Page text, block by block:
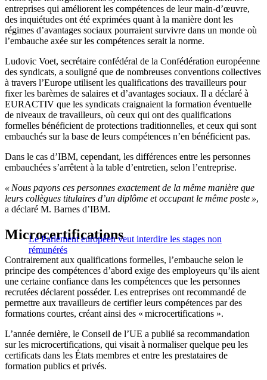
entreprises qui améliorent les compétences de leur main-d’œuvre,
des inquiétudes ont été exprimées quant à la manière dont les
régimes d’avantages sociaux pourraient survivre dans un monde où
l’embauche axée sur les compétences serait la norme.
Ludovic Voet, secrétaire confédéral de la Confédération européenne
des syndicats, a souligné que de nombreuses conventions collectives
à travers l’Europe utilisent les qualifications des travailleurs pour
fixer les barèmes de salaires et d’avantages sociaux. Il a déclaré à
EURACTIV que les syndicats craignaient la formation éventuelle
de niveaux de travailleurs, où ceux qui ont des qualifications
formelles bénéficient de protections traditionnelles, et ceux qui sont
embauchés sur la base de leurs compétences n’en bénéficient pas.
Dans le cas d’IBM, cependant, les différences entre les personnes
embauchées s’arrêtent à la table d’entretien, selon l’entreprise.
« Nous payons ces personnes exactement de la même manière que
leurs collègues titulaires d’un diplôme et occupant le même poste »,
a déclaré M. Barnes d’IBM.
Le Parlement européen veut interdire les stages non
rémunérés
Microcertifications
Contrairement aux qualifications formelles, l’embauche selon le
principe des compétences d’abord exige des employeurs qu’ils aient
une certaine confiance dans les compétences que les personnes
recrutées déclarent posséder. Les entreprises ont recommandé de
permettre aux travailleurs de certifier leurs compétences par des
formations courtes, créant ainsi des « microcertifications ».
L’année dernière, le Conseil de l’UE a publié sa recommandation
sur les microcertifications, qui visait à normaliser quelque peu les
certificats dans les États membres et entre les prestataires de
formation publics et privés.